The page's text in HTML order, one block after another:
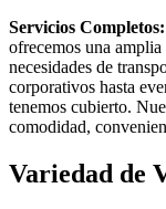
Servicios Completos:
ofrecemos una amplia
necesidades de
corporativos hasta
tenemos cubierto.
comodidad,
Variedad de